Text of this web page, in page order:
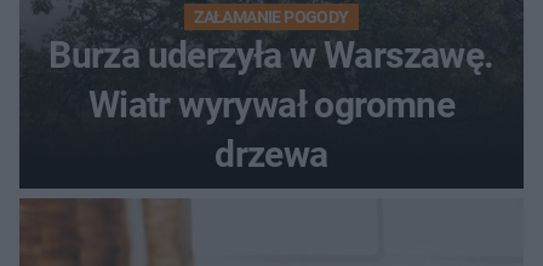
ZAŁAMANIE POGODY
Burza uderzyła w Warszawę.
Wiatr wyrywał ogromne
drzewa